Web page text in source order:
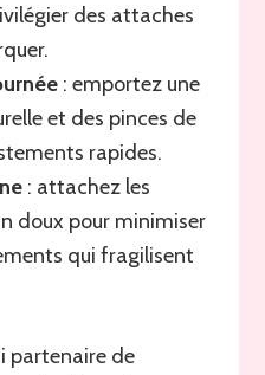
des attaches
: emportez une
et des pinces de
rapides.
: attachez les
doux pour minimiser
qui fragilisent
partenaire de